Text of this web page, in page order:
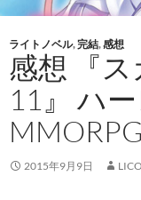
ライトノベル,完結,感想
感想 『
11』 ハ
2015年9月9日